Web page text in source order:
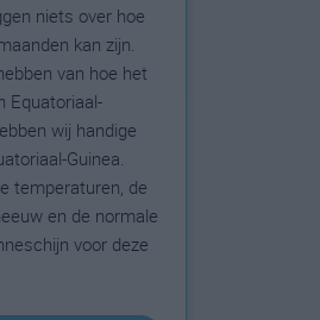
niets over hoe
kan zijn.
van hoe het
Equatoriaal-
wij handige
Guinea.
temperaturen, de
en de normale
voor deze